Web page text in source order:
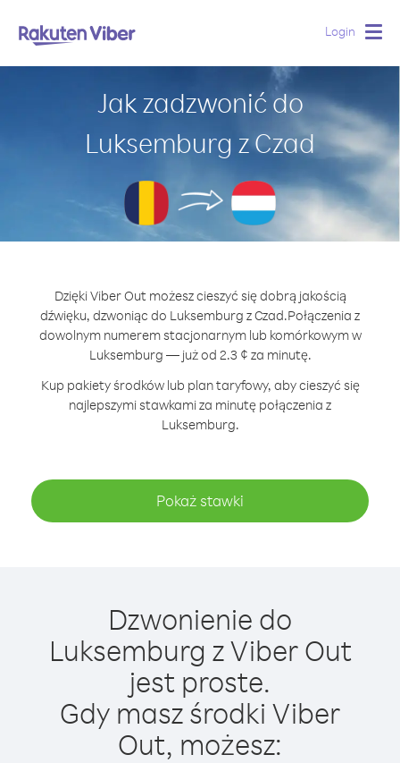
Login
Jak zadzwonić do
Luksemburg z Czad
Dzięki Viber Out możesz cieszyć się dobrą jakością
dźwięku, dzwoniąc do Luksemburg z Czad.Połączenia z
dowolnym numerem stacjonarnym lub komórkowym w
Luksemburg — już od 2.3 ¢ za minutę.
Kup pakiety środków lub plan taryfowy, aby cieszyć się
najlepszymi stawkami za minutę połączenia z
Luksemburg.
Pokaż stawki
Dzwonienie do
Luksemburg z Viber Out
jest proste.
Gdy masz środki Viber
Out, możesz: